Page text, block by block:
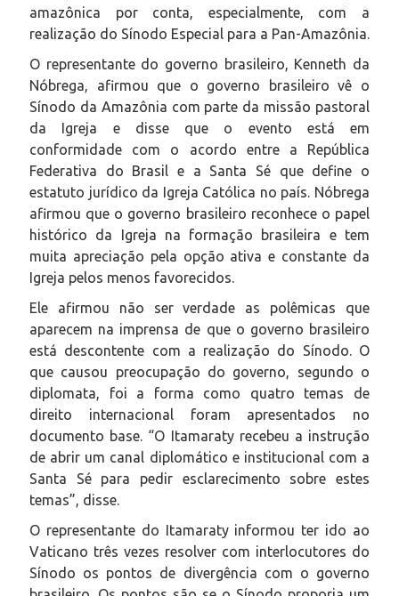
amazônica por conta, especialmente, com a
realização do Sínodo Especial para a Pan-Amazônia.
O representante do governo brasileiro, Kenneth da
Nóbrega, afirmou que o governo brasileiro vê o
Sínodo da Amazônia com parte da missão pastoral
da Igreja e disse que o evento está em
conformidade com o acordo entre a República
Federativa do Brasil e a Santa Sé que define o
estatuto jurídico da Igreja Católica no país. Nóbrega
afirmou que o governo brasileiro reconhece o papel
histórico da Igreja na formação brasileira e tem
muita apreciação pela opção ativa e constante da
Igreja pelos menos favorecidos.
Ele afirmou não ser verdade as polêmicas que
aparecem na imprensa de que o governo brasileiro
está descontente com a realização do Sínodo. O
que causou preocupação do governo, segundo o
diplomata, foi a forma como quatro temas de
direito internacional foram apresentados no
documento base. “O Itamaraty recebeu a instrução
de abrir um canal diplomático e institucional com a
Santa Sé para pedir esclarecimento sobre estes
temas”, disse.
O representante do Itamaraty informou ter ido ao
Vaticano três vezes resolver com interlocutores do
Sínodo os pontos de divergência com o governo